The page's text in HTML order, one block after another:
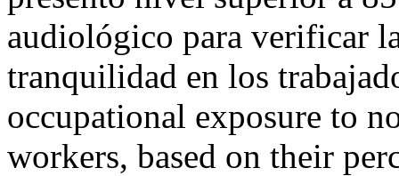
audiológico para verificar
tranquilidad en los
occupational exposure to
workers, based on their